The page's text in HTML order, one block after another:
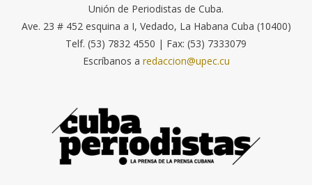
Unión de Periodistas de Cuba.
Ave. 23 # 452 esquina a I, Vedado, La Habana Cuba (10400)
Telf. (53) 7832 4550 | Fax: (53) 7333079
Escríbanos a redaccion@upec.cu